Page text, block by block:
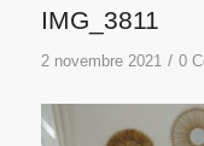
IMG_3811
2 novembre 2021 / 0